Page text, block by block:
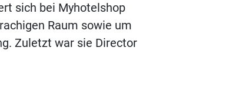
sich bei Myhotelshop
Raum sowie um
Zuletzt war sie Director